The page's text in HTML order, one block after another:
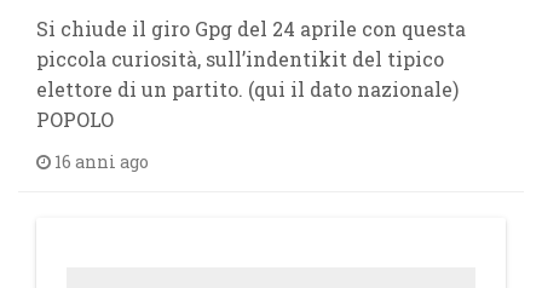
Si chiude il giro Gpg del 24 aprile con questa
piccola curiosità, sull’indentikit del tipico
elettore di un partito. (qui il dato nazionale)
POPOLO
16 anni ago